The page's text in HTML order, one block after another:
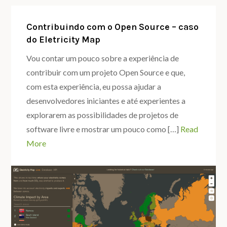
com
internet
coisas:
sensor
de
humidade
para
arduino
Contribuindo com o Open Source – caso
do Eletricity Map
Vou contar um pouco sobre a experiência de
contribuir com um projeto Open Source e que,
com esta experiência, eu possa ajudar a
desenvolvedores iniciantes e até experientes a
explorarem as possibilidades de projetos de
software livre e mostrar um pouco como […] Read
More